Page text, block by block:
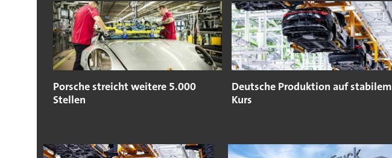
Porsche streicht weitere 5.000
Stellen
Deutsche Produktion auf stabilem
Kurs